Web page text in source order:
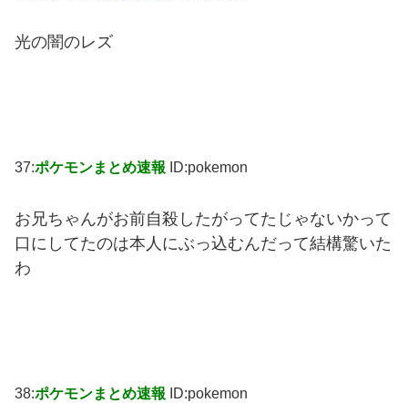
光の闇のレズ
37:ポケモンまとめ速報 ID:pokemon
お兄ちゃんがお前自殺したがってたじゃないかって
口にしてたのは本人にぶっ込むんだって結構驚いた
わ
38:ポケモンまとめ速報 ID:pokemon